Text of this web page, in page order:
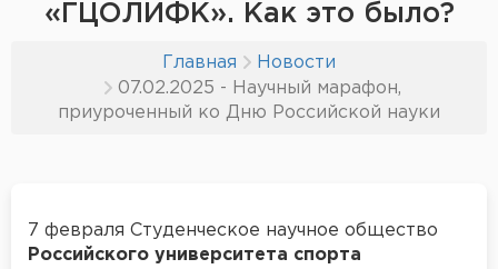
«ГЦОЛИФК». Как это было?
Главная
Новости
07.02.2025 - Научный марафон,
приуроченный ко Дню Российской науки
7 февраля Студенческое научное общество
Российского университета спорта